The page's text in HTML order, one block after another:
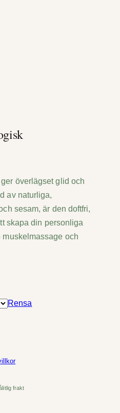
överlägset glid och
av naturliga,
sesam, är den doftfri,
skapa din personliga
och
Rensa
frakt